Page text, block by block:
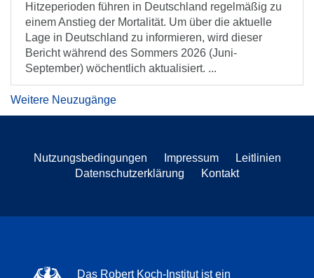
Hitzeperioden führen in Deutschland regelmäßig zu
einem Anstieg der Mortalität. Um über die aktuelle
Lage in Deutschland zu informieren, wird dieser
Bericht während des Sommers 2026 (Juni-
September) wöchentlich aktualisiert. ...
Weitere Neuzugänge
Nutzungsbedingungen Impressum
Leitlinien
Datenschutzerklärung
Kontakt
Das Robert Koch-Institut ist ein